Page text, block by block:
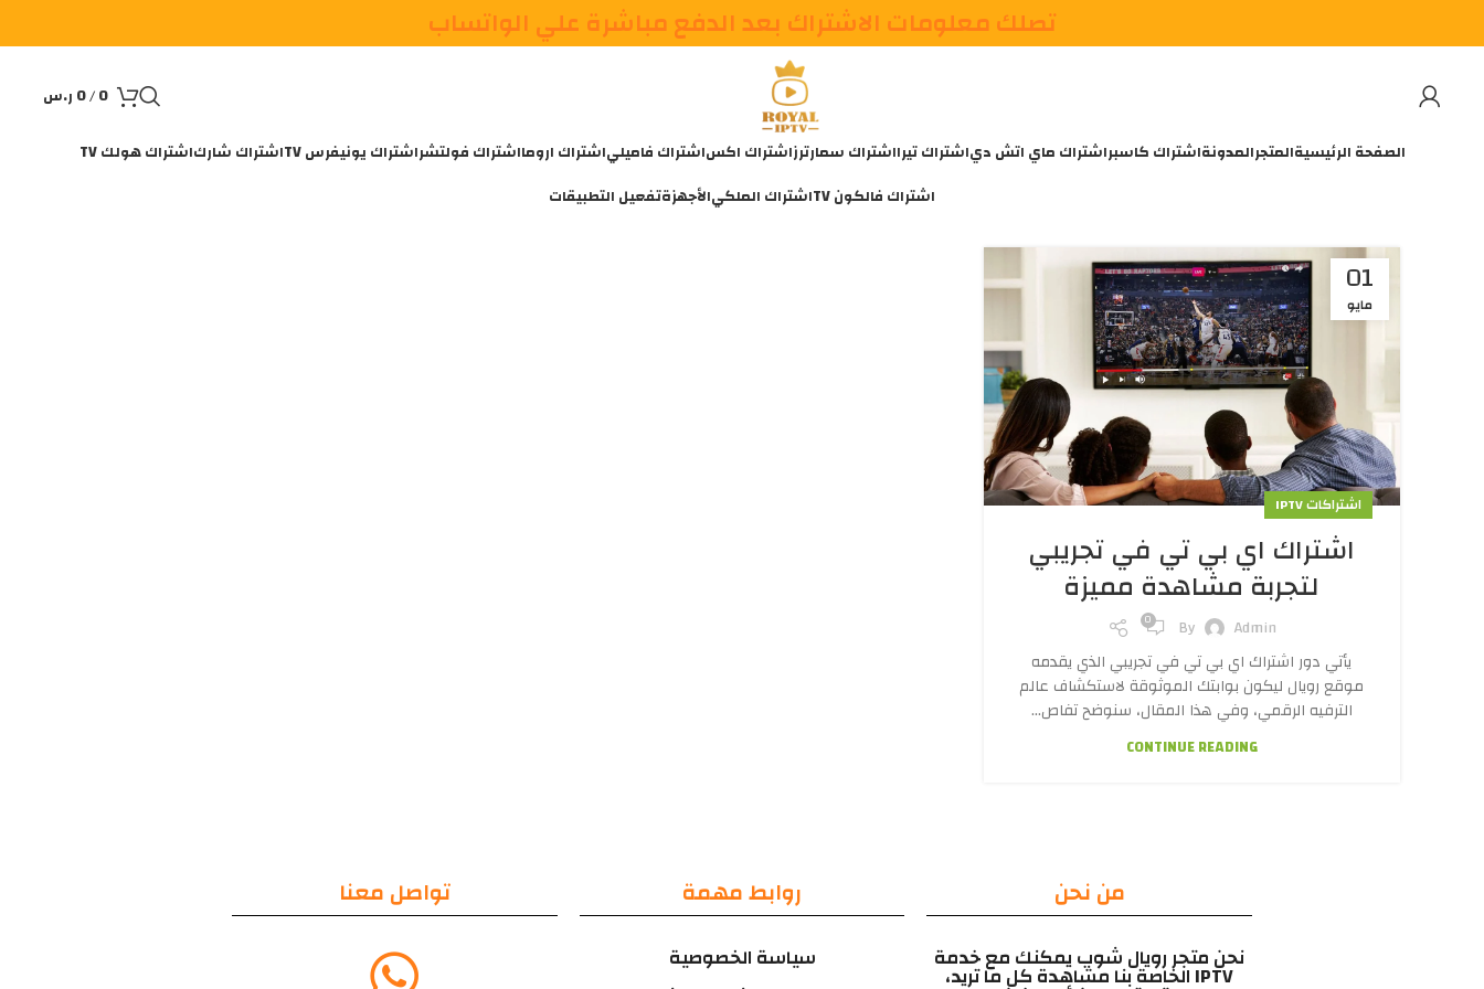
تصلك معلومات الاشتراك بعد الدفع مباشرة علي الواتساب
0
/
0 ر.س
الصفحة الرئيسيةالمتجرالمدونةاشتراك كاسبراشتراك ماي اتش دياشتراك تيرااشتراك سمارترزاشتراك اكساشتراك فاميلياشتراك ارومااشتراك فولتشراشتراك يونيفرس TV اشتراك شاركاشتراك هولك TV
اشتراك فالكون TV
اشتراك الملكيالأجهزةتفعيل التطبيقات
01
مايو
اشتراكات IPTV
اشتراك اي بي تي في تجريبي
لتجربة مشاهدة مميزة
By Admin
0
يأتي دور اشتراك اي بي تي في تجريبي الذي يقدمه
موقع رويال ليكون بوابتك الموثوقة لاستكشاف عالم
الترفيه الرقمي، وفي هذا المقال، سنوضح تفاص...
CONTINUE READING
من نحن
نحن متجر رويال شوب يمكنك مع خدمة
IPTV الخاصة بنا مشاهدة كل ما تريد،
روابط مهمة
سياسة الخصوصية
تواصل معنا